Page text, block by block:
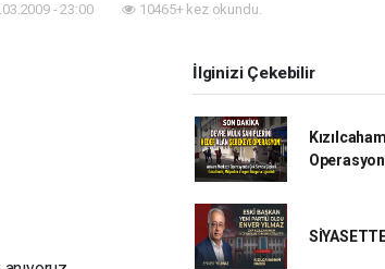
- 23:00 10465+ kez okundu.
İlginizi Çekebilir